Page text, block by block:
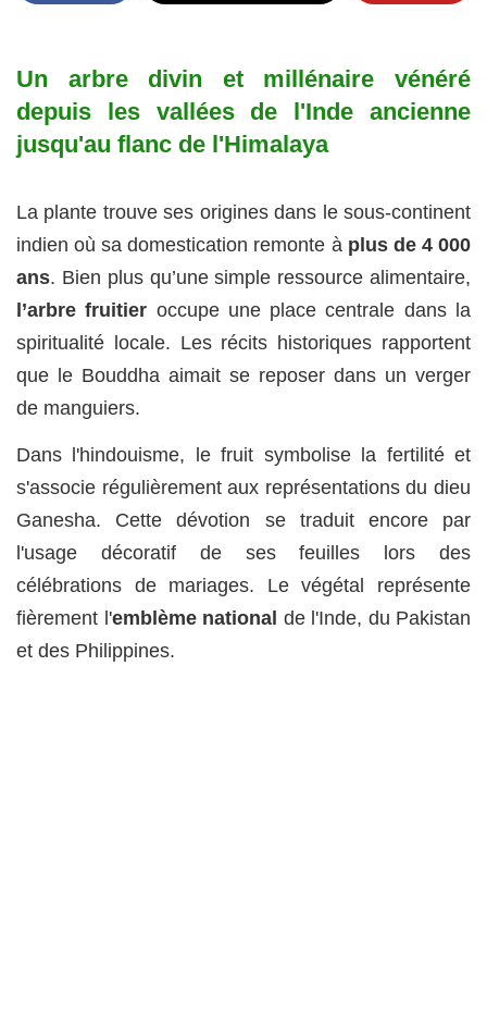
Un arbre divin et millénaire vénéré
depuis les vallées de l'Inde ancienne
jusqu'au flanc de l'Himalaya
La plante trouve ses origines dans le sous-continent
indien où sa domestication remonte à plus de 4 000
ans. Bien plus qu’une simple ressource alimentaire,
l’arbre fruitier occupe une place centrale dans la
spiritualité locale. Les récits historiques rapportent
que le Bouddha aimait se reposer dans un verger
de manguiers.
Dans l'hindouisme, le fruit symbolise la fertilité et
s'associe régulièrement aux représentations du dieu
Ganesha. Cette dévotion se traduit encore par
l'usage décoratif de ses feuilles lors des
célébrations de mariages. Le végétal représente
fièrement l'emblème national de l'Inde, du Pakistan
et des Philippines.